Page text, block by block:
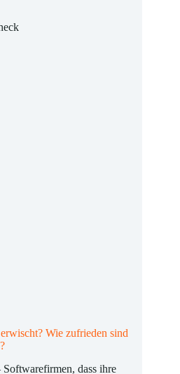
Wie zufrieden sind
dass ihre